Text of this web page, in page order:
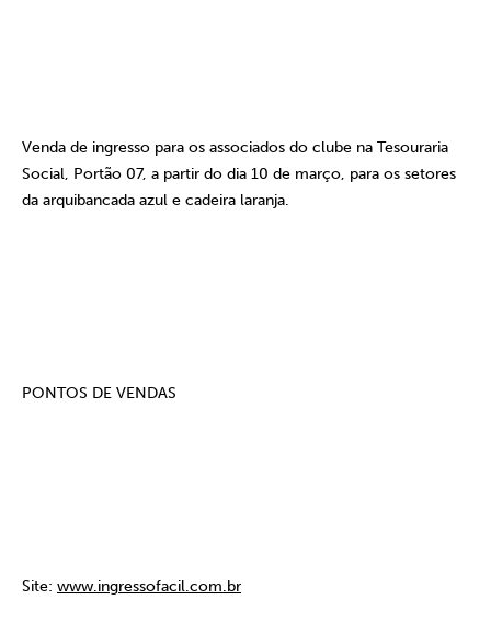
Venda de ingresso para os associados do clube na Tesouraria
Social, Portão 07, a partir do dia 10 de março, para os setores
da arquibancada azul e cadeira laranja.
PONTOS DE VENDAS
Site: www.ingressofacil.com.br